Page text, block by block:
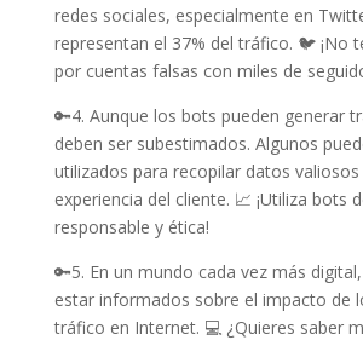
redes sociales, especialmente en
representan el 37% del tráfico. 🐦 ¡No
por cuentas falsas con miles de
🔑4. Aunque los bots pueden generar
deben ser subestimados. Algunos
utilizados para recopilar datos
experiencia del cliente. 📈 ¡Utiliza bots
responsable y ética!
🔑5. En un mundo cada vez más
estar informados sobre el impacto de
tráfico en Internet. 💻 ¿Quieres saber